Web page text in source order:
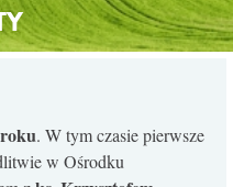
. W tym czasie pierwsze
w Ośrodku